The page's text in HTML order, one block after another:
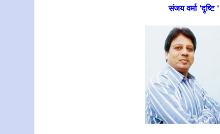
संजय वर्मा 'दृष्टि '